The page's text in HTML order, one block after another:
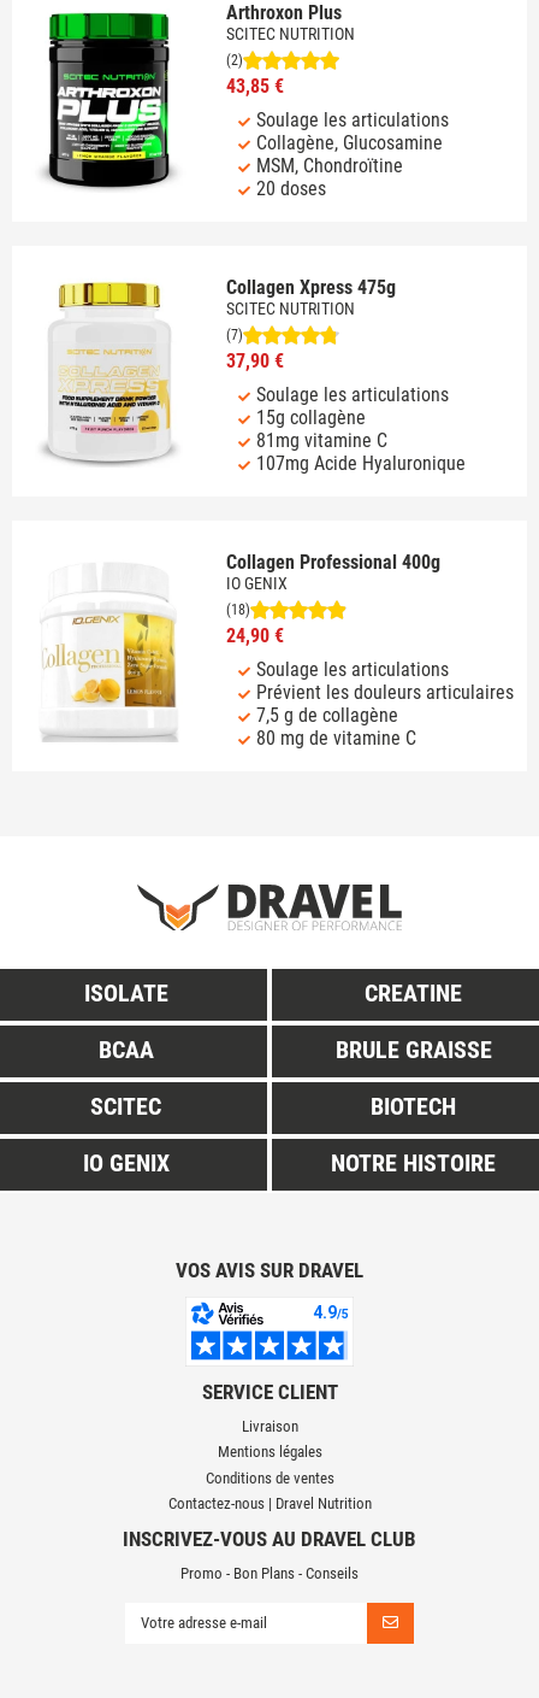
Arthroxon Plus
SCITEC NUTRITION
(2)
43,85 €
Soulage les articulations
Collagène, Glucosamine
MSM, Chondroïtine
20 doses
Collagen Xpress 475g
SCITEC NUTRITION
(7)
37,90 €
Soulage les articulations
15g collagène
81mg vitamine C
107mg Acide Hyaluronique
Collagen Professional 400g
IO GENIX
(18)
24,90 €
Soulage les articulations
Prévient les douleurs articulaires
7,5 g de collagène
80 mg de vitamine C
ISOLATE
CREATINE
BCAA
BRULE GRAISSE
SCITEC
BIOTECH
IO GENIX
NOTRE HISTOIRE
VOS AVIS SUR DRAVEL
SERVICE CLIENT
Livraison
Mentions légales
Conditions de ventes
Contactez-nous | Dravel Nutrition
INSCRIVEZ-VOUS AU DRAVEL CLUB
Promo - Bon Plans - Conseils